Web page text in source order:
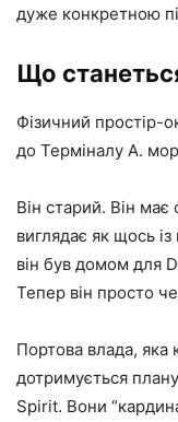
дуже конкретною
Що
Фізичний простір-
до Терміналу A.
Він старий. Він має
виглядає як щось
він був домом для
Тепер він просто
Портова влада,
дотримується
Spirit. Вони